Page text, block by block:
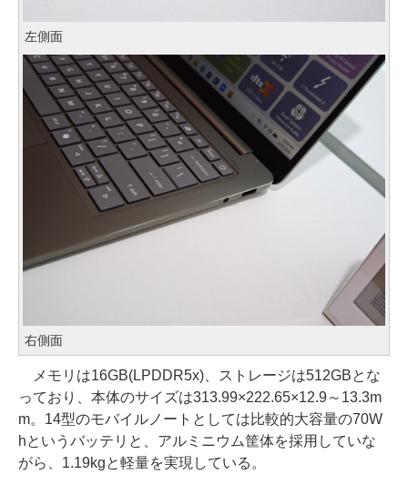
左側面
右側面
メモリは16GB(LPDDR5x)、ストレージは512GBとな
っており、本体のサイズは313.99×222.65×12.9～13.3m
m。14型のモバイルノートとしては比較的大容量の70W
hというバッテリと、アルミニウム筐体を採用していな
がら、1.19kgと軽量を実現している。